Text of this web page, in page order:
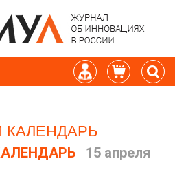
КАЛЕНДАРЬ
15 апреля